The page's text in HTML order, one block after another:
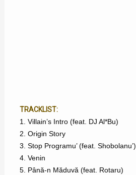
TRACKLIST:
1. Villain’s Intro (feat. DJ Al*Bu)
2. Origin Story
3. Stop Programu’ (feat. Shobolanu’)
4. Venin
5. Până-n Măduvă (feat. Rotaru)